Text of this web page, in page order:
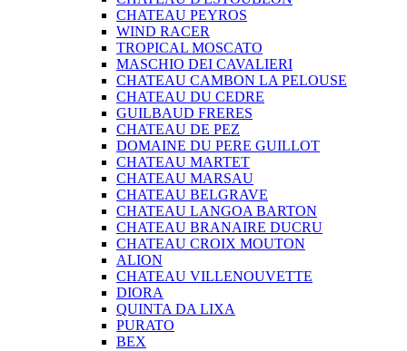
CHATEAU PEYROS
WIND RACER
TROPICAL MOSCATO
MASCHIO DEI CAVALIERI
CHATEAU CAMBON LA PELOUSE
CHATEAU DU CEDRE
GUILBAUD FRERES
CHATEAU DE PEZ
DOMAINE DU PERE GUILLOT
CHATEAU MARTET
CHATEAU MARSAU
CHATEAU BELGRAVE
CHATEAU LANGOA BARTON
CHATEAU BRANAIRE DUCRU
CHATEAU CROIX MOUTON
ALION
CHATEAU VILLENOUVETTE
DIORA
QUINTA DA LIXA
PURATO
BEX